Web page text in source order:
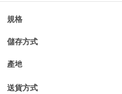
規格
儲存方式
產地
送貨方式